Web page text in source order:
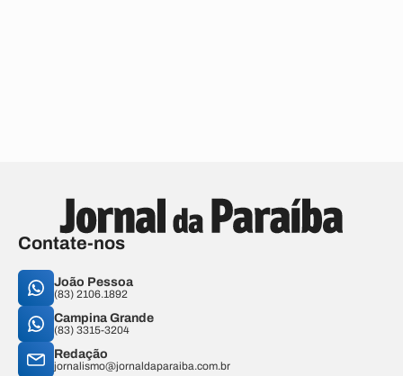
Contate-nos
João Pessoa
(83) 2106.1892
Campina Grande
(83) 3315-3204
Redação
jornalismo@jornaldaparaiba.com.br